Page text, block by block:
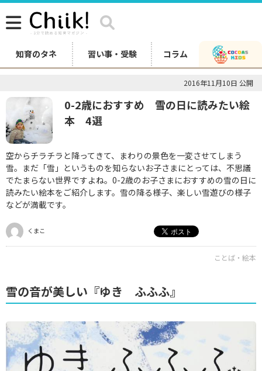
知育のタネ 習い事・受験 コラム
2016年11月10日 公開
0-2歳におすすめ 雪の日に読みたい絵
本 4選
空からチラチラと降ってきて、まわりの景色を一変させてしまう
雪。まだ「雪」というものを知らないお子さまにとっては、不思議
でたまらない世界ですよね。0-2歳のお子さまにおすすめの雪の日に
読みたい絵本をご紹介します。雪の降る様子、楽しい雪遊びの様子
などが満載です。
くまこ
ことば・絵本
雪の音が美しい『ゆき ふふふ』